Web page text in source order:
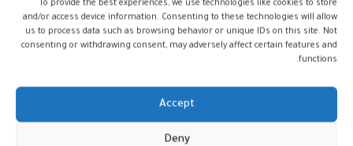
To provide the best experiences, we use technologies like cookies to store
and/or access device information. Consenting to these technologies will allow
us to process data such as browsing behavior or unique IDs on this site. Not
consenting or withdrawing consent, may adversely affect certain features and
functions.
Accept
Deny
“Uncursed” : خطوة أرمسترونغ في